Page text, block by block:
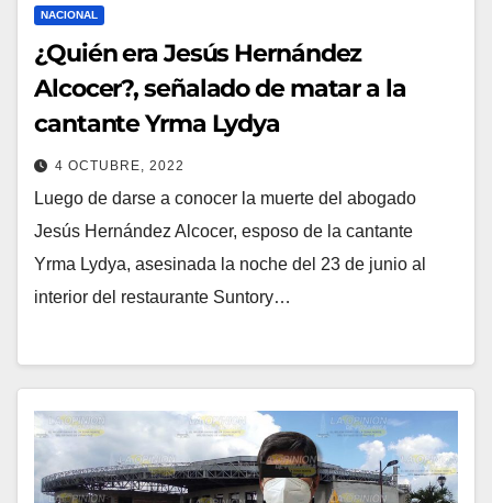
NACIONAL
¿Quién era Jesús Hernández
Alcocer?, señalado de matar a la
cantante Yrma Lydya
4 OCTUBRE, 2022
Luego de darse a conocer la muerte del abogado
Jesús Hernández Alcocer, esposo de la cantante
Yrma Lydya, asesinada la noche del 23 de junio al
interior del restaurante Suntory…